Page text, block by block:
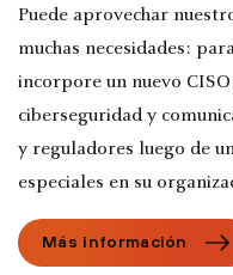
Puede aprovechar
muchas necesidades:
incorpore un nuevo
ciberseguridad y
y reguladores luego de
especiales en su
Más información